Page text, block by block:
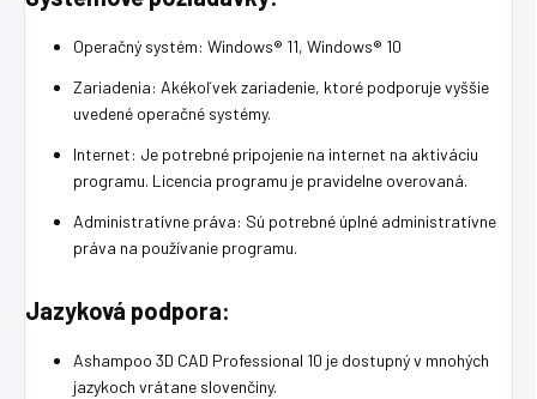
Operačný systém: Windows® 11, Windows® 10
Zariadenia: Akékoľvek zariadenie, ktoré podporuje vyššie
uvedené operačné systémy.
Internet: Je potrebné pripojenie na internet na aktiváciu
programu. Licencia programu je pravidelne overovaná.
Administratívne práva: Sú potrebné úplné administratívne
práva na používanie programu.
Jazyková podpora:
Ashampoo 3D CAD Professional 10 je dostupný v mnohých
jazykoch vrátane slovenčiny.